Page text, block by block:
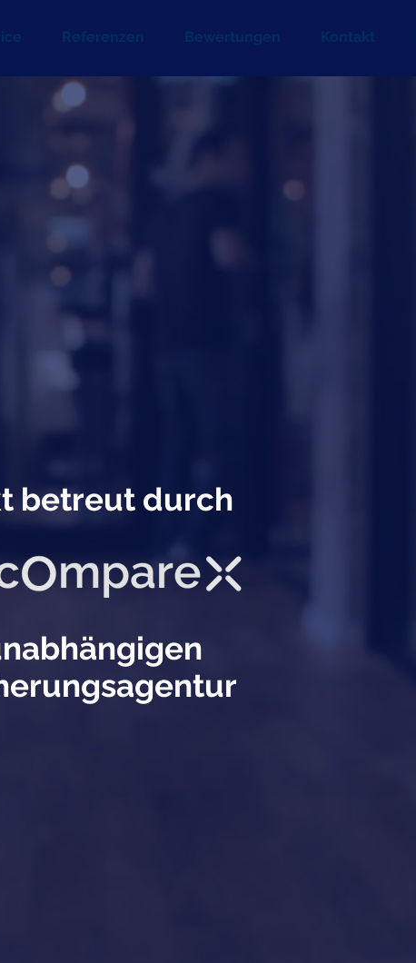
Referenzen Bewertungen Kontakt
betreut durch